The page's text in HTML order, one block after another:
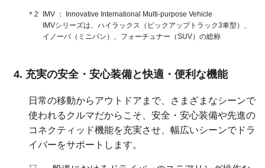
＊2 IMV
Innovative International Multi-purpose Vehicle
IMVシリーズは、ハイラックス（ピックアップトラック3車型）、
イノーバ（ミニバン）、フォーチュナー（SUV）の総称
充実の安全・安心装備と快適・便利な機能
日常の移動からアウトドアまで、さまざまなシーンで
使われるクルマだからこそ、安全・安心装備や先進の
コネクティッド機能を充実させ、幅広いシーンでドラ
イバーをサポートします。